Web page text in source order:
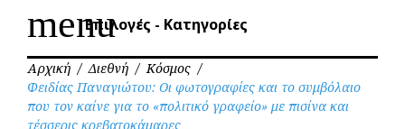
menuΕπιλογές - Κατηγορίες
Αρχική / Διεθνή / Κόσμος /
Φειδίας Παναγιώτου: Οι φωτογραφίες και το συμβόλαιο
που τον καίνε για το «πολιτικό γραφείο» με πισίνα και
τέσσερις κρεβατοκάμαρες